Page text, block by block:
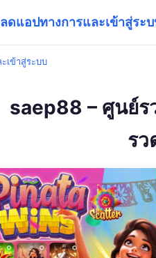
แอปทางการและเข้าสู่ระ
เข้าสู่ระบบ
saep88 – ศูนย์ร
รว